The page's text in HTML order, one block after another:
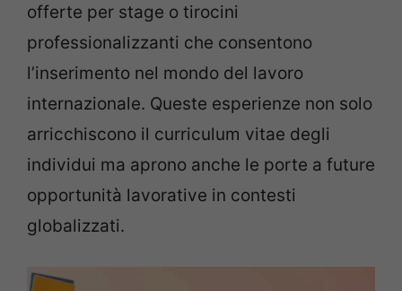
offerte per stage o tirocini
professionalizzanti che consentono
l’inserimento nel mondo del lavoro
internazionale. Queste esperienze non solo
arricchiscono il curriculum vitae degli
individui ma aprono anche le porte a future
opportunità lavorative in contesti
globalizzati.